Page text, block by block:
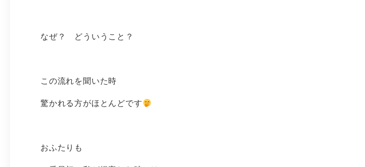
なぜ？ どういうこと？
この流れを聞いた時
驚かれる方がほとんどです
おふたりも